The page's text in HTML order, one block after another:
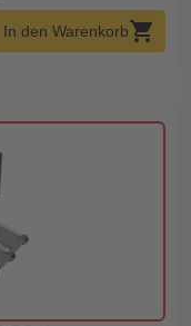
Menge
In den Warenkorbshopping_cart